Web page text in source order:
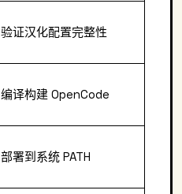
验证汉化配置完整性
编译构建 OpenCode
部署到系统 PATH